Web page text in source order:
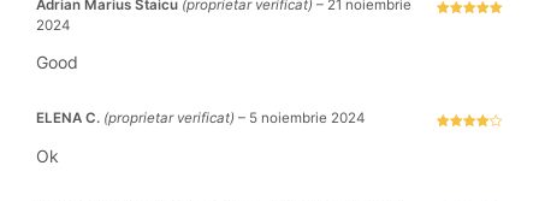
Adrian Marius Staicu (proprietar verificat) – 21 noiembrie
2024
Good
ELENA C. (proprietar verificat) – 5 noiembrie 2024
Ok